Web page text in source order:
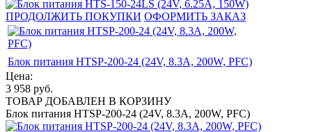
ПРОДОЛЖИТЬ ПОКУПКИ ОФОРМИТЬ ЗАКАЗ
Блок питания HTSP-200-24 (24V, 8.3A, 200W, PFC)
Цена:
3 958 руб.
ТОВАР ДОБАВЛЕН В КОРЗИНУ
Блок питания HTSP-200-24 (24V, 8.3A, 200W, PFC)